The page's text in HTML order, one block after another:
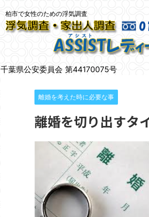
柏市で女性のための浮気調査
千葉県公安委員会 第44170075号
離婚を考えた時に必要な事
離婚を切り出すタ